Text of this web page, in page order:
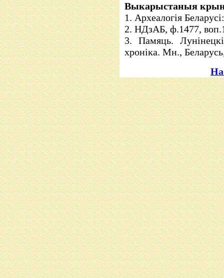
Выкарыстаныя
1. Археалогія
2. НДзАБ, ф.1477,
3. Памяць.
хроніка. Мн.,
На